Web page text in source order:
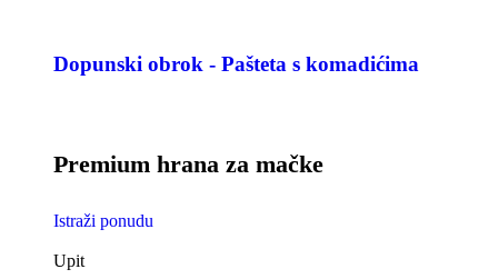
Dopunski obrok - Pašteta s komadićima
Premium hrana za mačke
Istraži ponudu
Upit